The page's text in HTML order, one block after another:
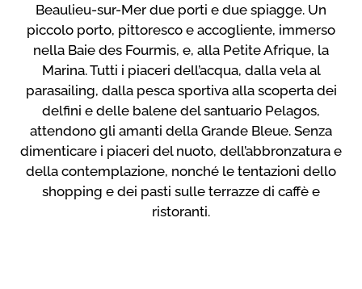
Beaulieu-sur-Mer due porti e due spiagge. Un
piccolo porto, pittoresco e accogliente, immerso
nella Baie des Fourmis, e, alla Petite Afrique, la
Marina. Tutti i piaceri dell’acqua, dalla vela al
parasailing, dalla pesca sportiva alla scoperta dei
delfini e delle balene del santuario Pelagos,
attendono gli amanti della Grande Bleue. Senza
dimenticare i piaceri del nuoto, dell’abbronzatura e
della contemplazione, nonché le tentazioni dello
shopping e dei pasti sulle terrazze di caffè e
ristoranti.